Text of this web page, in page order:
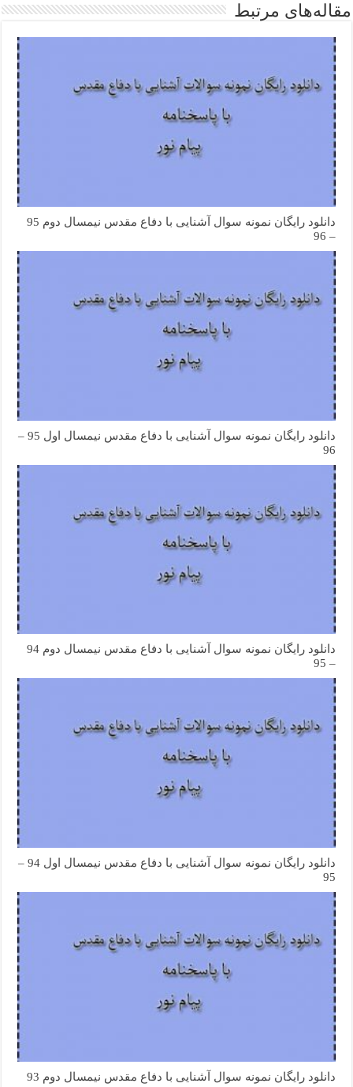
مقاله‌های مرتبط
دانلود رایگان نمونه سوال آشنایی با دفاع مقدس نیمسال دوم 95
– 96
دانلود رایگان نمونه سوال آشنایی با دفاع مقدس نیمسال اول 95 –
96
دانلود رایگان نمونه سوال آشنایی با دفاع مقدس نیمسال دوم 94
– 95
دانلود رایگان نمونه سوال آشنایی با دفاع مقدس نیمسال اول 94 –
95
دانلود رایگان نمونه سوال آشنایی با دفاع مقدس نیمسال دوم 93